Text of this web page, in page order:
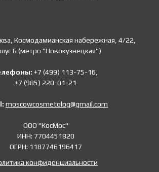
Космодамианская набережная, 4/22,
Б (метро "Новокузнецкая")
+7 (499) 113-75-16,
+7 (985) 220-01-21
moscowcosmetolog@gmail.com
ООО "КосМос"
ИНН: 7704451820
ОГРН: 1187746196417
конфиденциальности